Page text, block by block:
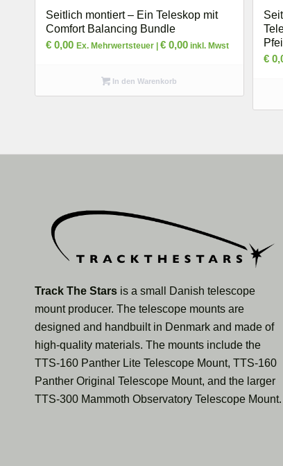
Seitlich montiert – Ein Teleskop mit
Comfort Balancing Bundle
€ 0,00 Ex. Mehrwertsteuer | € 0,00 inkl. Mwst
In den Warenkorb
€
Track The Stars is a small Danish telescope
mount producer. The telescope mounts are
designed and handbuilt in Denmark and made of
high-quality materials. The mounts include the
TTS-160 Panther Lite Telescope Mount, TTS-160
Panther Original Telescope Mount, and the larger
TTS-300 Mammoth Observatory Telescope Mount.